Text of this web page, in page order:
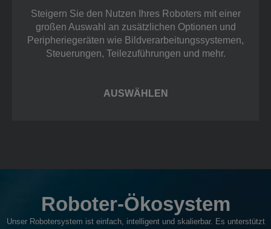
Steigern Sie den Nutzen Ihres Roboters mit einer
großen Auswahl an zusätzlichen Optionen und
Peripheriegeräten wie Bildverarbeitungssystemen,
Steuerungen, Teilezuführungen und mehr.
AUSWÄHLEN
Roboter-Ökosystem
Unser Robotersystem ist einfach, intelligent und skalierbar. Es unterstützt